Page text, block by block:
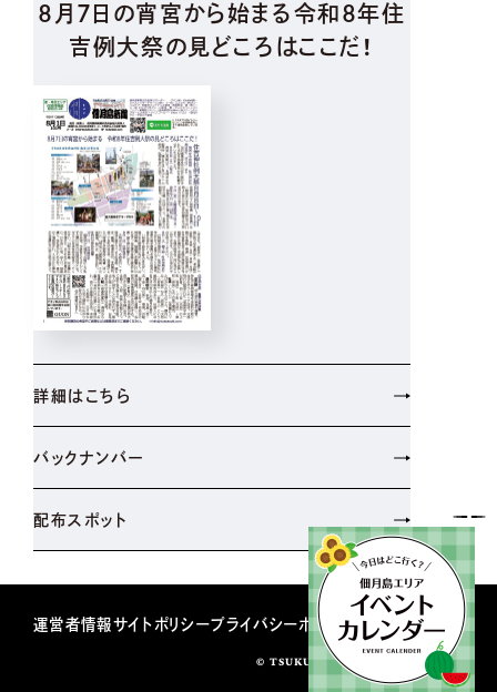
8月7日の宵宮から始まる令和8年住
吉例大祭の見どころはここだ！
詳細はこちら
バックナンバー
配布スポット
運営者情報サイトポリシープライバシーポリシー
© TSUKUDATUKISHIMASHINBUN.